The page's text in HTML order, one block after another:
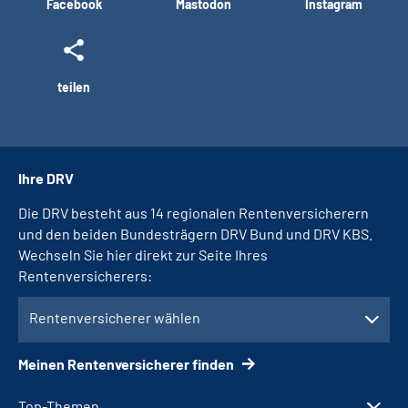
Facebook Mastodon Instagram
teilen
Ihre DRV
Die DRV besteht aus 14 regionalen Rentenversicherern
und den beiden Bundesträgern DRV Bund und DRV KBS.
Wechseln Sie hier direkt zur Seite Ihres
Rentenversicherers:
Rentenversicherer wählen
Meinen Rentenversicherer finden